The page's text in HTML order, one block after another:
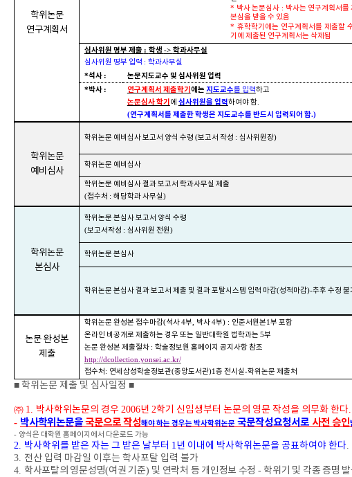
학위논문
연구계획서
* 박사 논문심사 : 박사는 연구계획서를
본심을 받을 수 있음
* 휴학학기에는 연구계획서를 제출할
기에 제출된 연구계획서는 삭제됨
심사위원 명부 제출 : 학생 -> 학과사무실
심사위원 명부 입력 : 학과사무실
*석사 : 논문지도교수 및 심사위원 입력
*박사 : 연구계획서 제출학기에는 지도교수를 입력하고
논문심사 학기 에 심사위원을 입력하여야 함.
(연구계획서를 제출한 학생은 지도교수를 반드시 입력되어 함.)
학위논문
예비심사
학위논문 예비심사 보고서 양식 수령 (보고서 작성 : 심사위원장)
학위논문 예비심사
학위논문 예비심사 결과 보고서 학과사무실 제출
(접수처 : 해당학과 사무실)
학위논문
본심사
학위논문 본심사 보고서 양식 수령
(보고서작성 : 심사위원 전원)
학위논문 본심사
학위논문 본심사 결과 보고서 제출 및 결과 포탈시스템 입력 마감(성적마감)-추후 수정 불
논문 완성본
제출
학위논문 완성본 접수마감(석사4부 박사4부) : 인준서원본1 부 포함
온라인 비공개로 제출하는 경우 또는 일반대학원 법학과는 5부
논문 완성본 제출절차 : 학술정보원 홈페이지 공지사항 참조
http://dcollection.yonsei.ac.kr/
접수처 : 연세삼성학술정보관(중앙도서관)1 층 전시실-학위논문 제출처
■학위논문 제출 및 심사일정 ■
㈜ 1. 박사학위논문의 경우 2006년 2학기 신입생부터 논문의 영문 작성을 의무화 한다.
- 박사학위논문을국문으로 작성해야 하는 경우는 박사학위논문 국문작성요청서로 사전 승인
- 양식은 대학원 홈페이지에서 다운로드 가능
2. 박사학위를 받은 자는 그 받은 날부터 1년 이내에 박사학위논문을 공표하여야 한다.
3. 전산 입력 마감일 이후는 학사포탈 입력 불가
4. 학사포탈의 영문성명(여권 기준) 및 연락처 등 개인정보 수정 -학위기 및 각종 증명